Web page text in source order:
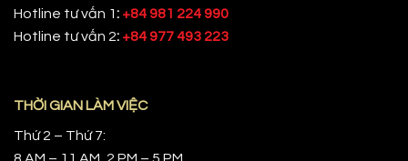
Hotline tư vấn 1: +84 981 224 990
Hotline tư vấn 2: +84 977 493 223
THỜI GIAN LÀM VIỆC
Thứ 2 – Thứ 7: